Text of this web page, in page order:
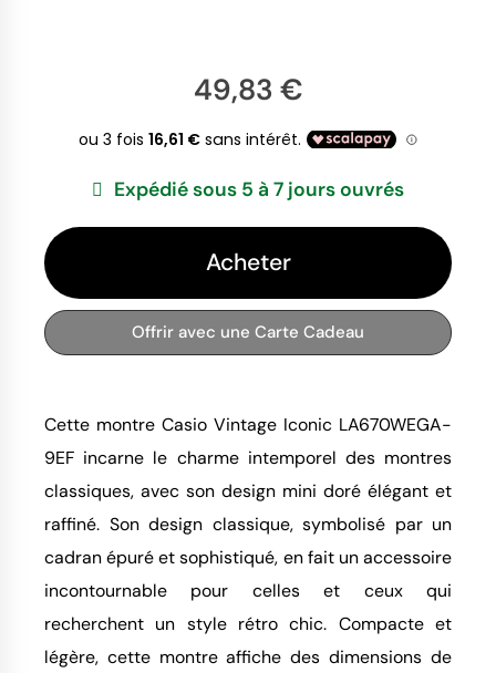
49,83 €
Expédié sous 5 à 7 jours ouvrés
Acheter
Offrir avec une Carte Cadeau
Cette montre Casio Vintage Iconic LA670WEGA-
9EF incarne le charme intemporel des montres
classiques, avec son design mini doré élégant et
raffiné. Son design classique, symbolisé par un
cadran épuré et sophistiqué, en fait un accessoire
incontournable pour celles et ceux qui
recherchent un style rétro chic. Compacte et
légère, cette montre affiche des dimensions de